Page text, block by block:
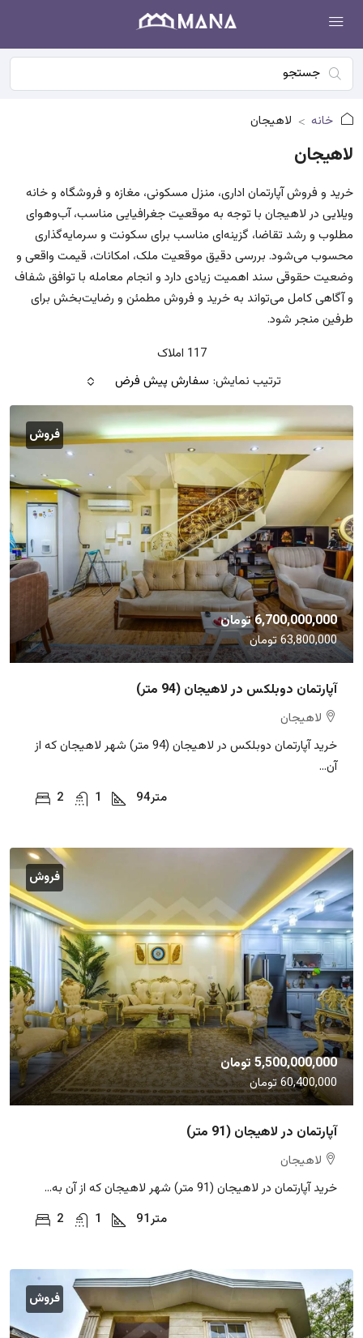
خانه لاهیجان
لاهیجان
خرید و فروش آپارتمان اداری، منزل مسکونی، مغازه و فروشگاه و خانه
ویلایی در لاهیجان با توجه به موقعیت جغرافیایی مناسب، آب‌وهوای
مطلوب و رشد تقاضا، گزینه‌ای مناسب برای سکونت و سرمایه‌گذاری
محسوب می‌شود. بررسی دقیق موقعیت ملک، امکانات، قیمت واقعی و
وضعیت حقوقی سند اهمیت زیادی دارد و انجام معامله با توافق شفاف
و آگاهی کامل می‌تواند به خرید و فروش مطمئن و رضایت‌بخش برای
طرفین منجر شود.
117 املاک
ترتیب نمایش: سفارش پیش فرض
فروش
6,700,000,000 تومان
63,800,000 تومان
آپارتمان دوبلکس در لاهیجان (94 متر)
لاهیجان
خرید آپارتمان دوبلکس در لاهیجان (94 متر) شهر لاهیجان که از
آن...
2
1 94متر
فروش
5,500,000,000 تومان
60,400,000 تومان
آپارتمان در لاهیجان (91 متر)
لاهیجان
خرید آپارتمان در لاهیجان (91 متر) شهر لاهیجان که از آن به...
2
1 91متر
فروش